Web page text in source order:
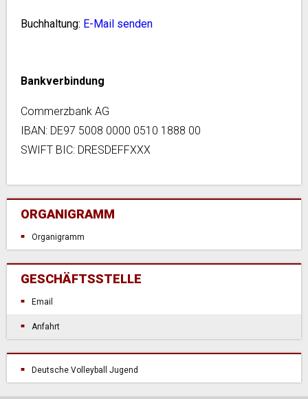
Buchhaltung: E-Mail senden
Bankverbindung
Commerzbank AG
IBAN: DE97 5008 0000 0510 1888 00
SWIFT BIC: DRESDEFFXXX
ORGANIGRAMM
Organigramm
GESCHÄFTSSTELLE
Email
Anfahrt
Deutsche Volleyball Jugend